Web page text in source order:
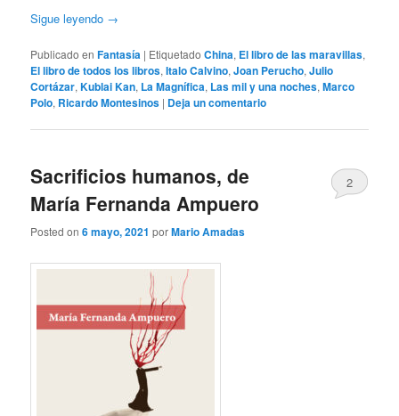
Sigue leyendo →
Publicado en Fantasía | Etiquetado China, El libro de las maravillas,
El libro de todos los libros,Italo Calvino,Joan Perucho,Julio
Cortázar,Kublai Kan, La Magnífica, Las mil y una noches,Marco
Polo, Ricardo Montesinos | Deja un comentario
Sacrificios humanos, de
María Fernanda Ampuero
Posted on6 mayo, 2021 porMario Amadas
2